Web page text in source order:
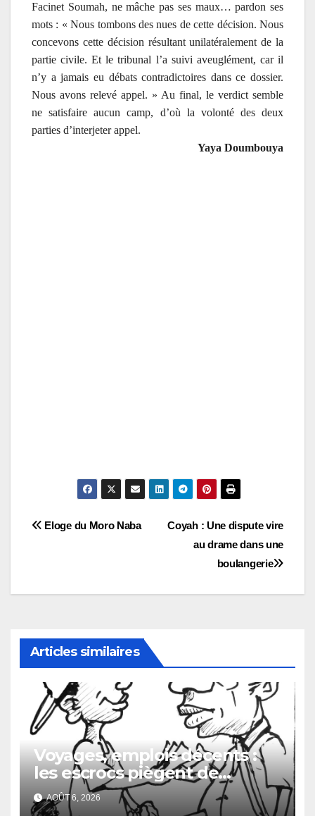
Facinet Soumah, ne mâche pas ses maux… pardon ses
mots : « Nous tombons des nues de cette décision. Nous
concevons cette décision résultant unilatéralement de la
partie civile. Et le tribunal l’a suivi aveuglément, car il
n’y a jamais eu débats contradictoires dans ce dossier.
Nous avons relevé appel. » Au final, le verdict semble
ne satisfaire aucun camp, d’où la volonté des deux
parties d’interjeter appel.
Yaya Doumbouya
Navigation
l’article
Coyah : Une dispute vire
au drame dans une
boulangerie
Eloge du Moro Naba
Articles similaires
Voyages, emplois décents :
les escrocs piègent de
nombreux jeunes
AOÛT 6, 2026